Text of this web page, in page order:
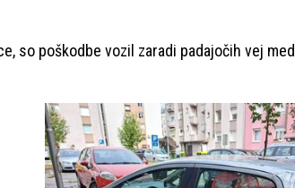
so poškodbe vozil zaradi padajočih vej med